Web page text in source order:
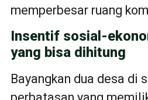
memperbesar ruang
Insentif sosial-
yang bisa dihitung
Bayangkan dua desa di